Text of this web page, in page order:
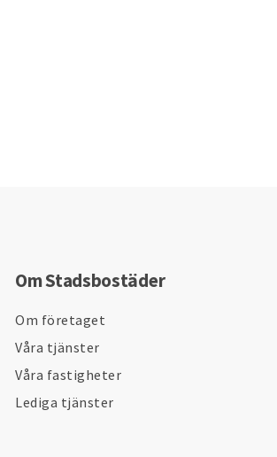
Om Stadsbostäder
Om företaget
Våra tjänster
Våra fastigheter
Lediga tjänster